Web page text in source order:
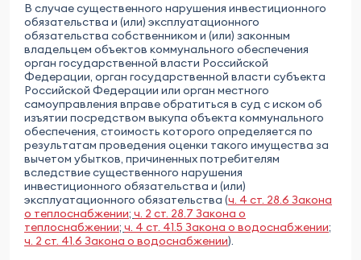
В случае существенного нарушения инвестиционного
обязательства и (или) эксплуатационного
обязательства собственником и (или) законным
владельцем объектов коммунального обеспечения
орган государственной власти Российской
Федерации, орган государственной власти субъекта
Российской Федерации или орган местного
самоуправления вправе обратиться в суд с иском об
изъятии посредством выкупа объекта коммунального
обеспечения, стоимость которого определяется по
результатам проведения оценки такого имущества за
вычетом убытков, причиненных потребителям
вследствие существенного нарушения
инвестиционного обязательства и (или)
эксплуатационного обязательства (ч. 4 ст. 28.6 Закона
о теплоснабжении; ч. 2 ст. 28.7 Закона о
теплоснабжении; ч. 4 ст. 41.5 Закона о водоснабжении;
ч. 2 ст. 41.6 Закона о водоснабжении).